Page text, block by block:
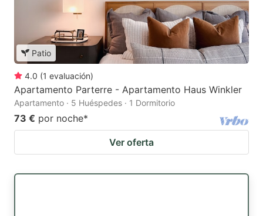
Patio
4.0 (1 evaluación)
Apartamento Parterre - Apartamento Haus Winkler
Apartamento · 5 Huéspedes · 1 Dormitorio
73 € por noche*
Ver oferta